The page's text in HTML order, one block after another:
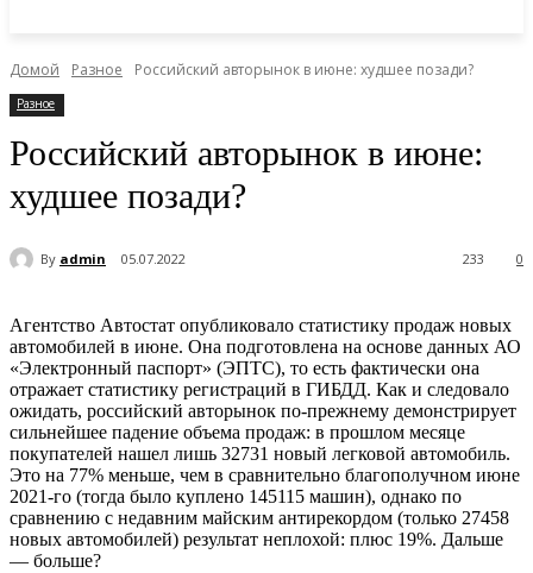
Домой Разное Российский авторынок в июне: худшее позади?
Разное
Российский авторынок в июне:
худшее позади?
By admin 05.07.2022 0
233
Агентство Автостат опубликовало статистику продаж новых
автомобилей в июне. Она подготовлена на основе данных АО
«Электронный паспорт» (ЭПТС), то есть фактически она
отражает статистику регистраций в ГИБДД. Как и следовало
ожидать, российский авторынок по-прежнему демонстрирует
сильнейшее падение объема продаж: в прошлом месяце
покупателей нашел лишь 32731 новый легковой автомобиль.
Это на 77% меньше, чем в сравнительно благополучном июне
2021-го (тогда было куплено 145115 машин), однако по
сравнению с недавним майским антирекордом (только 27458
новых автомобилей) результат неплохой: плюс 19%. Дальше
— больше?